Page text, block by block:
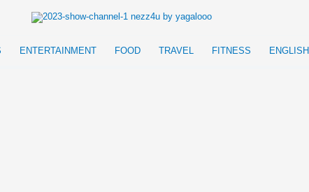
ENTERTAINMENT FOOD TRAVEL FITNESS ENGLISH